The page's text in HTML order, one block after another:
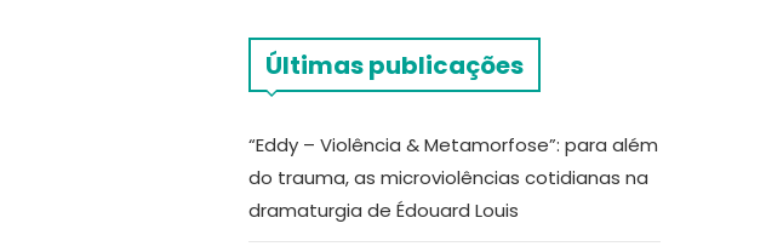
Últimas publicações
“Eddy – Violência & Metamorfose”: para além
do trauma, as microviolências cotidianas na
dramaturgia de Édouard Louis